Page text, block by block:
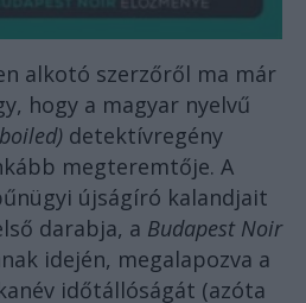
alkotó szerzőről ma már
hogy a magyar nyelvű
detektívregény
megteremtője. A
újságíró kalandjait
darabja, a Budapest Noir
idején, megalapozva a
időtállóságát (azóta